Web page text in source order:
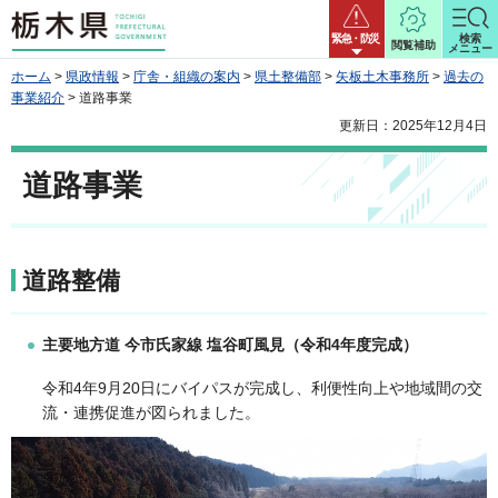
栃木県 緊急・防災
閲覧補助
検索
メニュー
ホーム > 県政情報 > 庁舎・組織の案内 > 県土整備部 > 矢板土木事務所 > 過去の
事業紹介 > 道路事業
更新日：2025年12月4日
道路事業
道路整備
主要地方道 今市氏家線 塩谷町風見（令和4年度完成）
令和4年9月20日にバイパスが完成し、利便性向上や地域間の交
流・連携促進が図られました。